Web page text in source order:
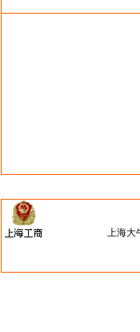
上海大